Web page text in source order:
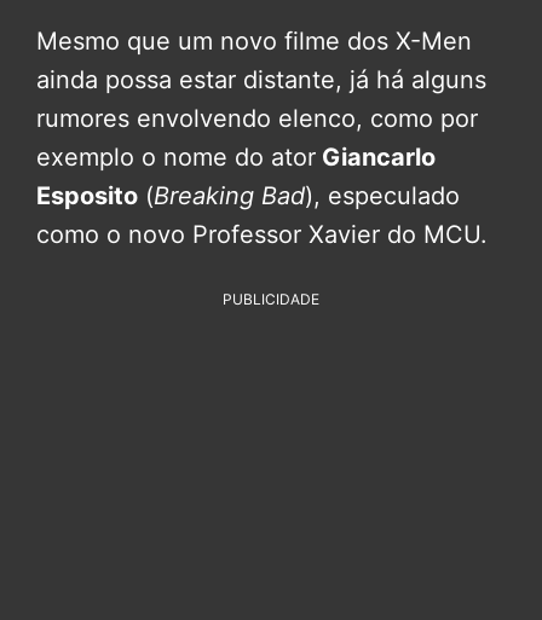
Mesmo que um novo filme dos X-Men
ainda possa estar distante, já há alguns
rumores envolvendo elenco, como por
exemplo o nome do ator Giancarlo
Esposito (Breaking Bad), especulado
como o novo Professor Xavier do MCU.
PUBLICIDADE